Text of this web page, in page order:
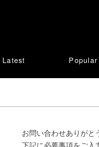
Latest Popular
お問い合わせありがと